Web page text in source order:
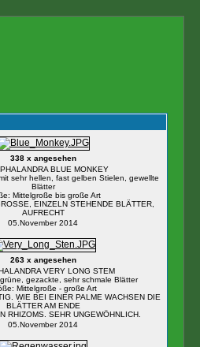
338 x angesehen
BLUE MONKEY
sehr hellen, fast gelben Stielen, gewellte
Blätter
Mittelgroße bis große Art
EINZELN STEHENDE BLÄTTER,
AUFRECHT
05.November 2014
263 x angesehen
VERY LONG STEM
gezackte, sehr schmale Blätter
Mittelgroße - große Art
WIE BEI EINER PALME WACHSEN DIE
BLÄTTER AM ENDE
RHIZOMS. SEHR UNGEWÖHNLICH.
05.November 2014